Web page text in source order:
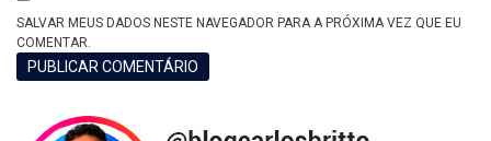
SALVAR MEUS DADOS NESTE NAVEGADOR PARA A PRÓXIMA VEZ QUE EU
COMENTAR.